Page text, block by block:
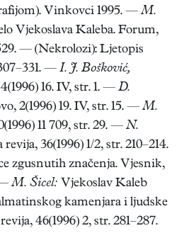
Vinkovci 1995. —M.
Vjekoslava Kaleba. Forum,
— (Nekrolozi): Ljetopis
— I. J. Bošković,
16. IV, str. 1. — D.
2(1996) 19. IV, str. 15. —M.
11 709, str. 29. — N.
36(1996) 1/2, str. 210–214.
zgusnutih značenja. Vjesnik,
—M. Šicel: Vjekoslav Kaleb
kamenjara i ljudske
46(1996) 2, str. 281–287.